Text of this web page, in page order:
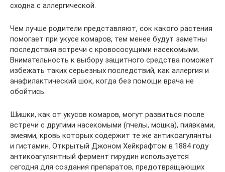
сходна с аллергической.
Чем лучше родители представляют, сок какого растения
помогает при укусе комаров, тем менее будут заметны
последствия встречи с кровососущими насекомыми.
Внимательность к выбору защитного средства поможет
избежать таких серьезных последствий, как аллергия и
анафилактический шок, когда без помощи врача не
обойтись.
Шишки, как от укусов комаров, могут развиться после
встречи с другими насекомыми (пчелы, мошка), пиявками,
змеями, кровь которых содержит те же антикоагулянты
и гистамин. Открытый Джоном Хейкрафтом в 1884 году
антикоагулянтный фермент гирудин используется
сегодня для создания препаратов, предотвращающих